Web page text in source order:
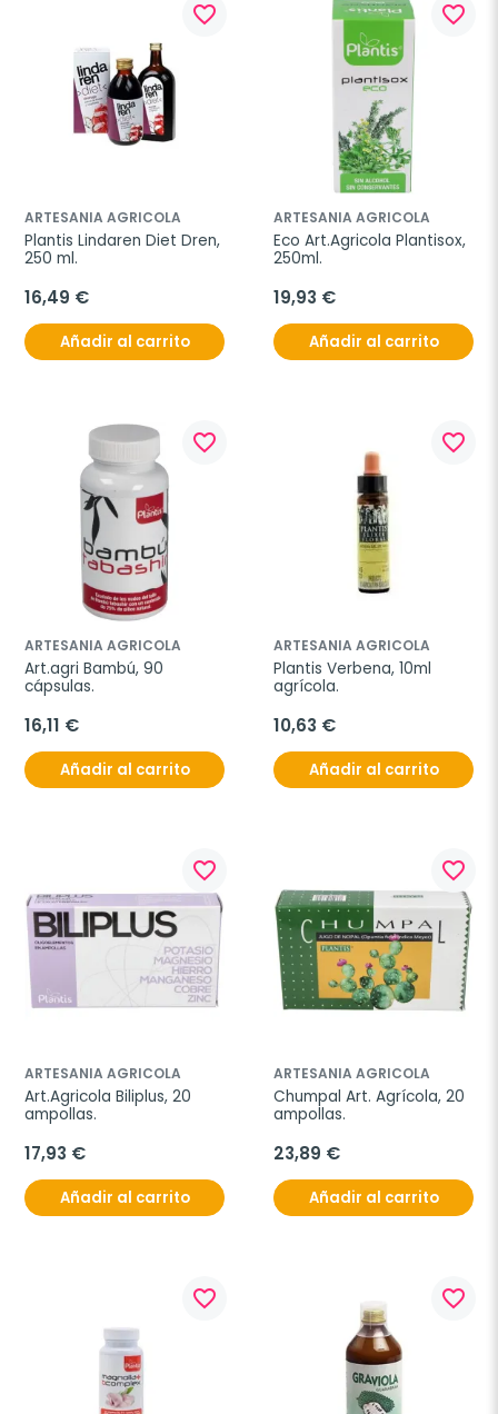
favorite_border
ARTESANIA AGRICOLA
Plantis Lindaren Diet Dren,
250 ml.
16,49 €
Añadir al carrito
favorite_border
ARTESANIA AGRICOLA
Eco Art.Agricola Plantisox,
250ml.
19,93 €
Añadir al carrito
favorite_border
ARTESANIA AGRICOLA
Art.agri Bambú, 90
cápsulas.
16,11 €
Añadir al carrito
favorite_border
ARTESANIA AGRICOLA
Plantis Verbena, 10ml
agrícola.
10,63 €
Añadir al carrito
favorite_border
ARTESANIA AGRICOLA
Art.Agricola Biliplus, 20
ampollas.
17,93 €
Añadir al carrito
favorite_border
ARTESANIA AGRICOLA
Chumpal Art. Agrícola, 20
ampollas.
23,89 €
Añadir al carrito
favorite_border favorite_border